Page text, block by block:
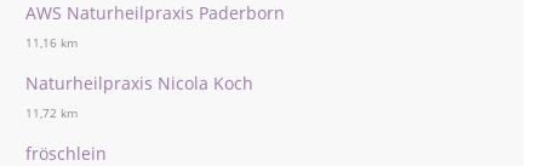
AWS Naturheilpraxis Paderborn
11,16 km
Naturheilpraxis Nicola Koch
11,72 km
fröschlein